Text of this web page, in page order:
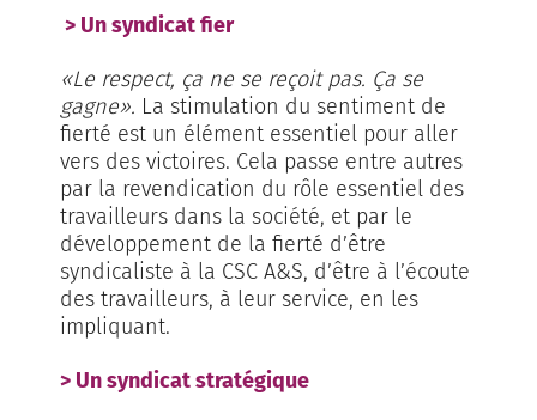
> Un syndicat fier
«Le respect, ça ne se reçoit pas. Ça se
gagne». La stimulation du sentiment de
fierté est un élément essentiel pour aller
vers des victoires. Cela passe entre autres
par la revendication du rôle essentiel des
travailleurs dans la société, et par le
développement de la fierté d’être
syndicaliste à la CSC A&S, d’être à l’écoute
des travailleurs, à leur service, en les
impliquant.
> Un syndicat stratégique